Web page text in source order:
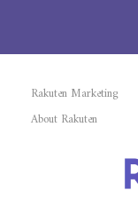
Rakuten Marketing
About Rakuten